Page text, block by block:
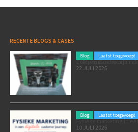
RECENTE BLOGS & CASES
Blog Laatst toegevoegd
Poleposition voor je marketing: zó zet je de Formule 1
22 JULI 2026
Blog Laatst toegevoegd
Fysieke marketing in
10 JULI 2026